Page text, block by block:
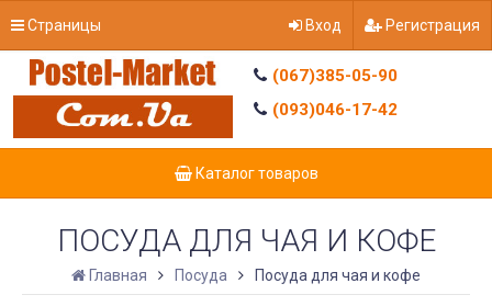
Страницы Вход Регистрация
(067)385-05-90
(093)046-17-42
Каталог товаров
ПОСУДА ДЛЯ ЧАЯ И КОФЕ
Главная Посуда Посуда для чая и кофе